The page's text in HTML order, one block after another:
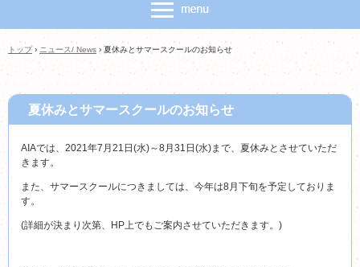
トップ › ニュース/ News › 夏休みとサマースクールのお知らせ
夏休みとサマースクールのお知らせ
AIAでは、2021年7月21日(水)～8月31日(水)まで、夏休みとさせていただ
きます。
また、サマースクールにつきましては、今年は8月下旬を予定しておりま
す。
(詳細が決まり次第、HP上でもご案内させていただきます。)